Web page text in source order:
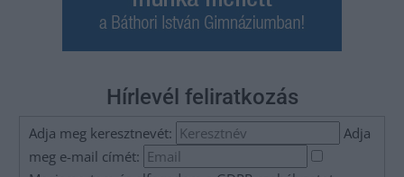
Hírlevél feliratkozás
Adja meg keresztnevét:
Adja
meg e-mail címét: